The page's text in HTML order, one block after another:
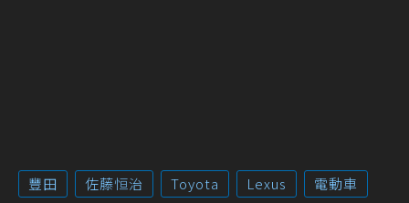
豐田 佐藤恒治 Toyota Lexus 電動車